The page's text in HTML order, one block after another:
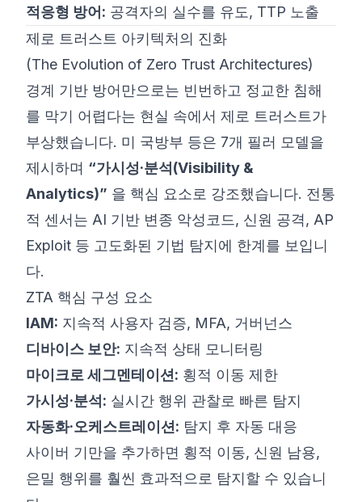
적응형 방어: 공격자의 실수를 유도, TTP 노출
제로 트러스트 아키텍처의 진화
(The Evolution of Zero Trust Architectures)
경계 기반 방어만으로는 빈번하고 정교한 침해
를 막기 어렵다는 현실 속에서 제로 트러스트가
부상했습니다. 미 국방부 등은 7개 필러 모델을
제시하며 “가시성·분석(Visibility &
Analytics)” 을 핵심 요소로 강조했습니다. 전통
적 센서는 AI 기반 변종 악성코드, 신원 공격, AP
Exploit 등 고도화된 기법 탐지에 한계를 보입니
다.
ZTA 핵심 구성 요소
IAM: 지속적 사용자 검증, MFA, 거버넌스
디바이스 보안: 지속적 상태 모니터링
마이크로 세그멘테이션: 횡적 이동 제한
가시성·분석: 실시간 행위 관찰로 빠른 탐지
자동화·오케스트레이션: 탐지 후 자동 대응
사이버 기만을 추가하면 횡적 이동, 신원 남용,
은밀 행위를 훨씬 효과적으로 탐지할 수 있습니